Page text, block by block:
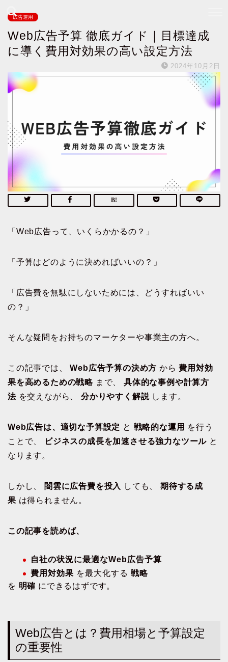
広告運用
Web広告予算 徹底ガイド｜目標達成
に導く費用対効果の高い設定方法
2024年10月2日
「Web広告って、いくらかかるの？」
「予算はどのように決めればいいの？」
「広告費を無駄にしないためには、どうすればいい
の？」
そんな疑問をお持ちのマーケターや事業主の方へ。
この記事では、Web広告予算の決め方 から費用対効
果を高めるための戦略 まで、 具体的な事例や計算方
法を交えながら、分かりやすく解説します。
Web広告は、適切な予算設定 と 戦略的な運用 を行う
ことで、
ビジネスの成長を加速させる強力なツール と
なります。
しかし、 闇雲に広告費を投入 しても、期待する成
果 は得られません。
この記事を読めば、
自社の状況に最適なWeb広告予算
費用対効果 を最大化する 戦略
を 明確 にできるはずです。
Web広告とは？費用相場と予算設定
の重要性